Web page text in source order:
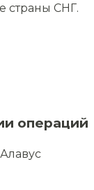
страны СНГ.
операций